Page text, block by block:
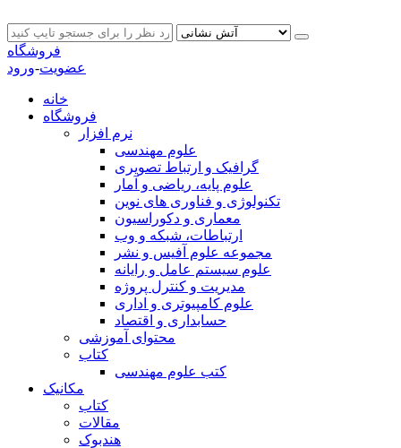
فروشگاه
عضویت-ورود
خانه
فروشگاه
نرم افزار
علوم مهندسی
گرافیک و ارتباط تصویری
علوم پایه، ریاضی و آمار
تکنولوژی و فناوری های نوین
معماری و دکوراسیون
ارتباطات، شبکه و وب
مجموعه علوم آفیس و نشر
علوم سیستم عامل و رایانه
مدیریت و کنترل پروژه
علوم کامپیوتری و اداری
حسابداری و اقتصاد
محتوای آموزشی
کتاب
کتب علوم مهندسی
مکانیک
کتاب
مقالات
هندبوک